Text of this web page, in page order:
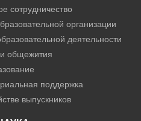
сотрудничество
организации
деятельности
общежития
поддержка
выпускников